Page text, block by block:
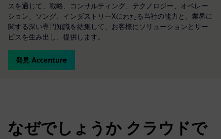
スを通じて、戦略、コンサルティング、テクノロジー、オペレー
ション、ソング、インダストリーXにわたる当社の能力と、業界に
関する深い専門知識を結集して、お客様にソリューションとサー
ビスを生み出し、提供します。
発見 Accenture
なぜでしょうか クラウドで